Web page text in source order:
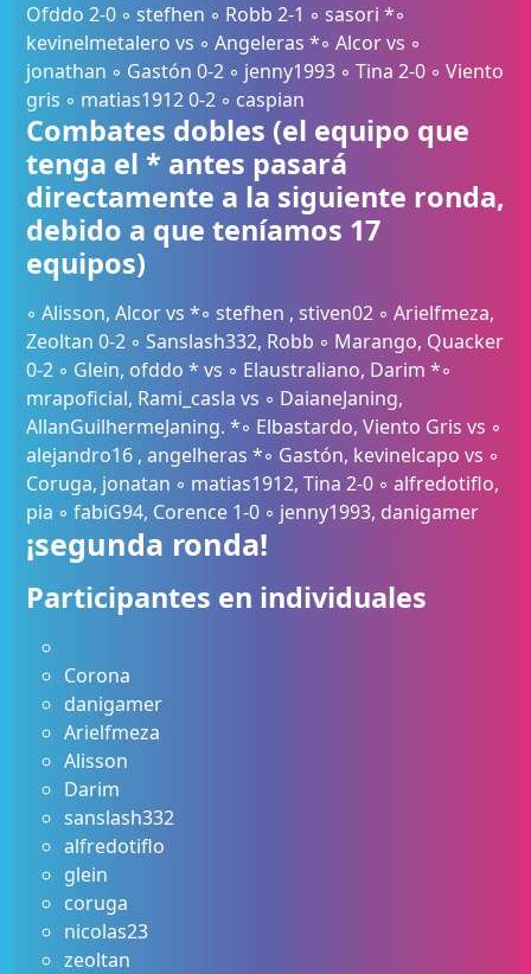
Ofddo 2-0 ◦ stefhen ◦ Robb 2-1 ◦ sasori *◦
kevinelmetalero vs ◦ Angeleras *◦ Alcor vs ◦
jonathan ◦ Gastón 0-2 ◦ jenny1993 ◦ Tina 2-0 ◦ Viento
gris ◦ matias1912 0-2 ◦ caspian
Combates dobles (el equipo que
tenga el * antes pasará
directamente a la siguiente ronda,
debido a que teníamos 17
equipos)
◦ Alisson, Alcor vs *◦ stefhen , stiven02 ◦ Arielfmeza,
Zeoltan 0-2 ◦ Sanslash332, Robb ◦ Marango, Quacker
0-2 ◦ Glein, ofddo * vs ◦ Elaustraliano, Darim *◦
mrapoficial, Rami_casla vs ◦ DaianeJaning,
AllanGuilhermeJaning. *◦ Elbastardo, Viento Gris vs ◦
alejandro16 , angelheras *◦ Gastón, kevinelcapo vs ◦
Coruga, jonatan ◦ matias1912, Tina 2-0 ◦ alfredotiflo,
pia ◦ fabiG94, Corence 1-0 ◦ jenny1993, danigamer
¡segunda ronda!
Participantes en individuales
Corona
danigamer
Arielfmeza
Alisson
Darim
sanslash332
alfredotiflo
glein
coruga
nicolas23
zeoltan